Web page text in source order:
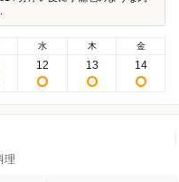
水
12
木
13
金
14
理